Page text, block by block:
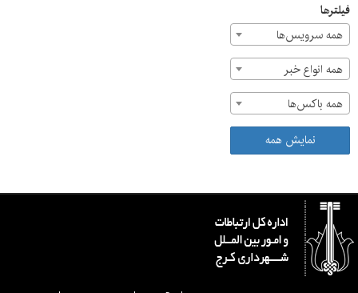
فیلترها
همه سرویس‌ها
همه انواع خبر
همه باکس‌ها
نمایش همه